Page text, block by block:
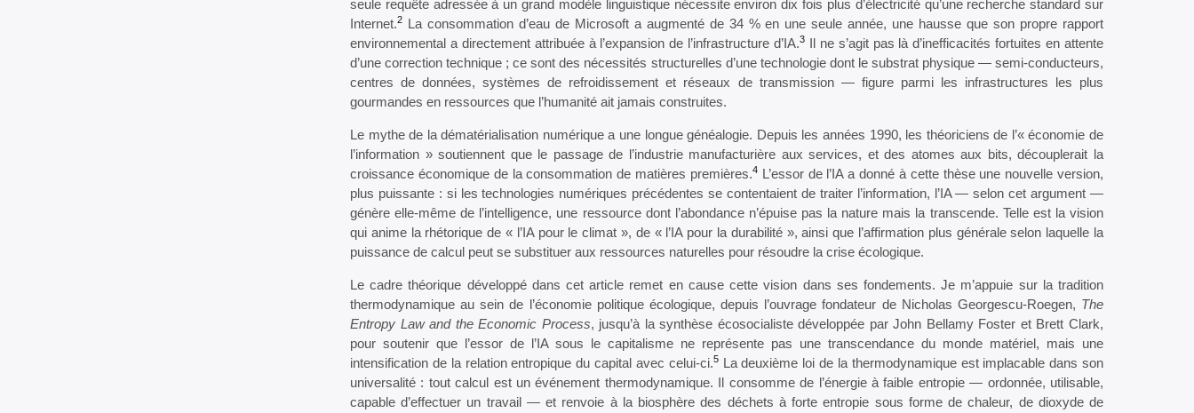
seule requête adressée à un grand modèle linguistique nécessite environ dix fois plus d’électricité qu’une recherche standard sur
Internet.2 La consommation d’eau de Microsoft a augmenté de 34 % en une seule année, une hausse que son propre rapport
environnemental a directement attribuée à l’expansion de l’infrastructure d’IA.3 Il ne s’agit pas là d’inefficacités fortuites en attente
d’une correction technique ; ce sont des nécessités structurelles d’une technologie dont le substrat physique — semi-conducteurs,
centres de données, systèmes de refroidissement et réseaux de transmission — figure parmi les infrastructures les plus
gourmandes en ressources que l’humanité ait jamais construites.
Le mythe de la dématérialisation numérique a une longue généalogie. Depuis les années 1990, les théoriciens de l’« économie de
l’information » soutiennent que le passage de l’industrie manufacturière aux services, et des atomes aux bits, découplerait la
croissance économique de la consommation de matières premières.4L’essor de l’IA a donné à cette thèse une nouvelle version,
plus puissante : si les technologies numériques précédentes se contentaient de traiter l’information, l’IA — selon cet argument —
génère elle-même de l’intelligence, une ressource dont l’abondance n’épuise pas la nature mais la transcende. Telle est la vision
qui anime la rhétorique de « l’IA pour le climat », de « l’IA pour la durabilité », ainsi que l’affirmation plus générale selon laquelle la
puissance de calcul peut se substituer aux ressources naturelles pour résoudre la crise écologique.
Le cadre théorique développé dans cet article remet en cause cette vision dans ses fondements. Je m’appuie sur la tradition
thermodynamique au sein de l’économie politique écologique, depuis l’ouvrage fondateur de Nicholas Georgescu-Roegen, The
Entropy Law and the Economic Process, jusqu’à la synthèse écosocialiste développée par John Bellamy Foster et Brett Clark,
pour soutenir que l’essor de l’IA sous le capitalisme ne représente pas une transcendance du monde matériel, mais une
intensification de la relation entropique du capital avec celui-ci.5La deuxième loi de la thermodynamique est implacable dans son
universalité : tout calcul est un événement thermodynamique. Il consomme de l’énergie à faible entropie — ordonnée, utilisable,
capable d’effectuer un travail — et renvoie à la biosphère des déchets à forte entropie sous forme de chaleur, de dioxyde de